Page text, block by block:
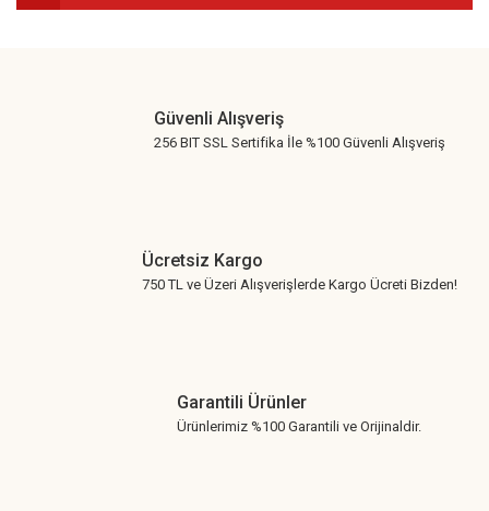
Güvenli Alışveriş
256 BIT SSL Sertifika İle %100 Güvenli Alışveriş
Ücretsiz Kargo
750 TL ve Üzeri Alışverişlerde Kargo Ücreti Bizden!
Garantili Ürünler
Ürünlerimiz %100 Garantili ve Orijinaldir.